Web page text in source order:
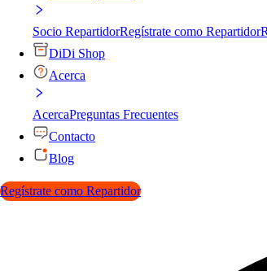
Socio RepartidorRegístrate como Repartidor
DiDi Shop
Acerca
AcercaPreguntas Frecuentes
Contacto
Blog
Regístrate como Repartidor